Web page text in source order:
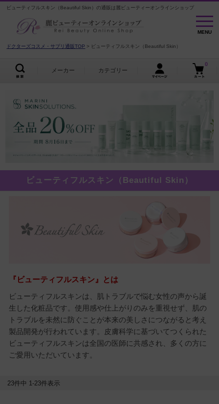
ビューティフルスキン（Beautiful Skin）の通販は麗ビューティーオンラインショップ
MENU
MENU
ドクターズコスメ・サプリ通販TOP ビューティフルスキン（Beautiful Skin）
メーカー カテゴリー
0
ビューティフルスキン（Beautiful Skin）
『ビューティフルスキン』とは
ビューティフルスキンは、肌トラブルで悩む女性の声から誕
生した化粧品です。使用感や仕上がりのみを重視せず、肌の
トラブルを未然に防ぐことが本来の美しさにつながると考え
製品開発が行われています。皮膚科学に基づいてつくられた
ビューティフルスキンは全国の医師に共感され、多くの方に
ご愛用いただいています。
23件中 1-23件表示